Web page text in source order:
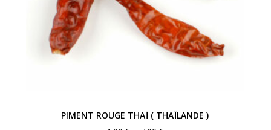
PIMENT ROUGE THAÏ ( THAÏLANDE )